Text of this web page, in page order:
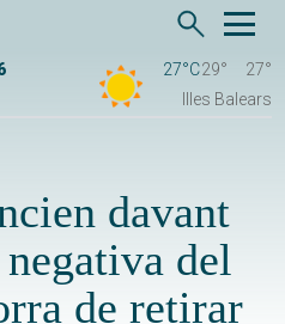
27°C29°
27°
Illes Balears
davant
del
de retirar